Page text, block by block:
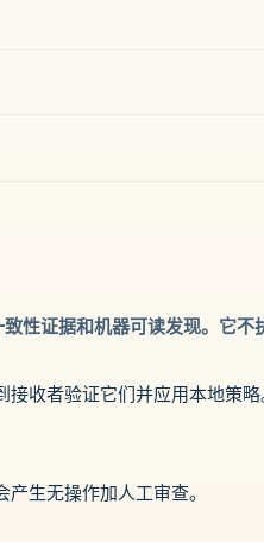
性证据和机器可读发现。它不
收者验证它们并应用本地策略
生无操作加人工审查。